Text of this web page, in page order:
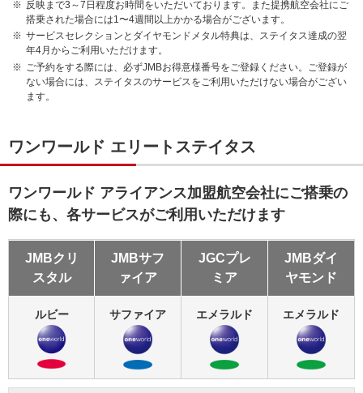
反映まで3～7日程度お時間をいただいております。また提携航空会社にご
搭乗された場合には1〜4週間以上かかる場合がございます。
サービスセレクションとダイヤモンドメタル特典は、ステイタス達成の翌
年4月からご利用いただけます。
ご予約をする際には、必ずJMBお得意様番号をご登録ください。ご登録が
ない場合には、ステイタスのサービスをご利用いただけない場合がござい
ます。
ワンワールド エリートステイタス
ワンワールド アライアンス加盟航空会社にご搭乗の
際にも、各サービスがご利用いただけます
JMBクリ
スタル
JMBサフ
ァイア
JGCプレ
ミア
JMBダイ
ヤモンド
ルビー サファイア エメラルド エメラルド